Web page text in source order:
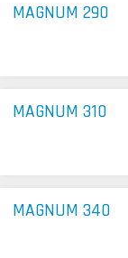
MAGNUM 290
MAGNUM 310
MAGNUM 340